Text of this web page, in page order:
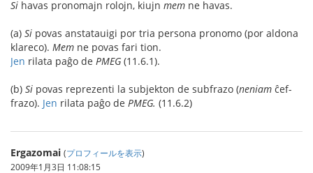
Si havas pronomajn rolojn, kiujn mem ne havas.
(a) Si povas anstatauigi por tria persona pronomo (por aldona
klareco). Mem ne povas fari tion.
Jen rilata paĝo de PMEG (11.6.1).
(b) Si povas reprezenti la subjekton de subfrazo (neniam ĉef-
frazo). Jen rilata paĝo de PMEG. (11.6.2)
Ergazomai (プロフィールを表示)
2009年1月3日 11:08:15